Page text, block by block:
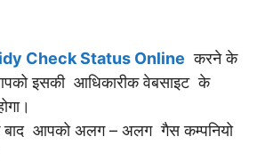
Check Status Online करने के
इसकी आधिकारीक वेबसाइट के
आपको अलग – अलग गैस कम्पनियो